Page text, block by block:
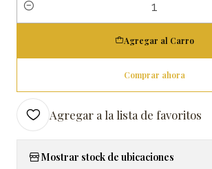
Cantidad
Agregar al Carro
Comprar ahora
Agregar a la lista de favoritos
Mostrar stock de ubicaciones